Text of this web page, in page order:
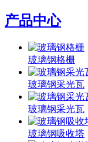
产品中心
玻璃钢格栅
玻璃钢采光瓦
玻璃钢采光瓦
玻璃钢吸收塔